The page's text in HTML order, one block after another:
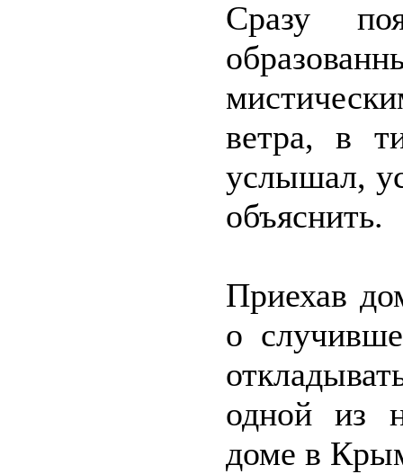
Сразу
ветра, в
услышал,
объяснить.
Приехав
о
одной из
доме в